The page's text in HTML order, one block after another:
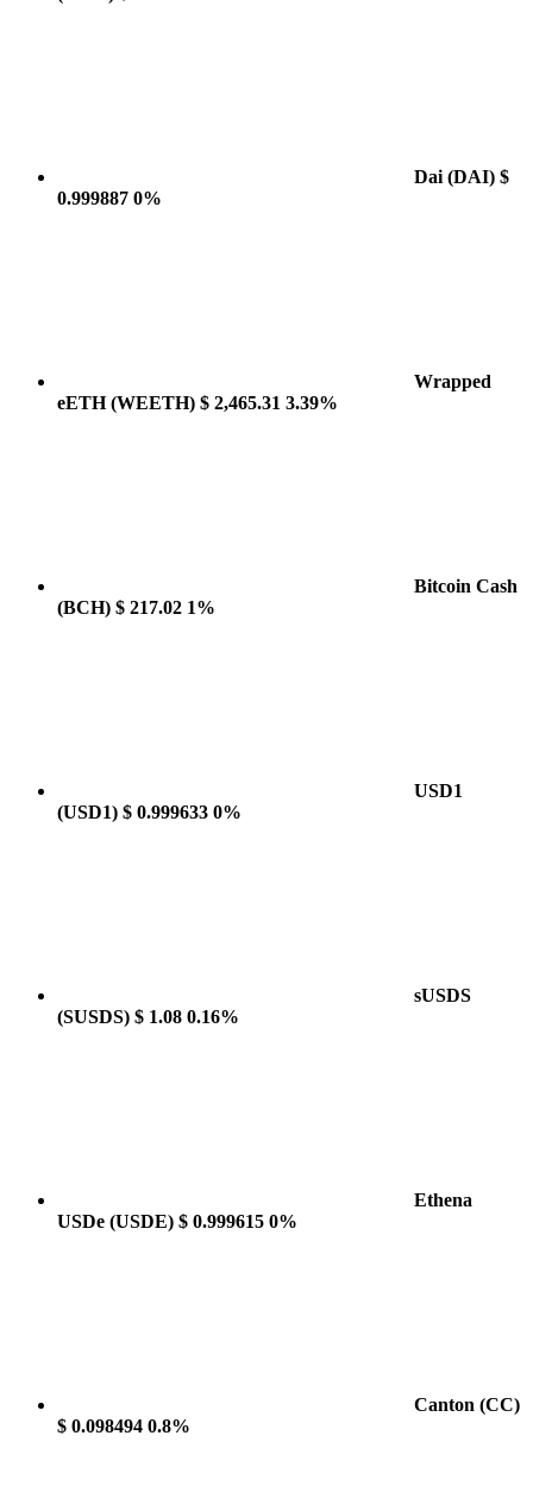
Dai (DAI) $
0.999887 0%
Wrapped
eETH(WEETH) $ 2,465.31 3.39%
Bitcoin Cash
(BCH) $ 217.02 1%
USD1
(USD1) $ 0.999633 0%
sUSDS
(SUSDS) $ 1.08 0.16%
Ethena
USDe (USDE) $ 0.999615 0%
Canton (CC)
$ 0.098494 0.8%